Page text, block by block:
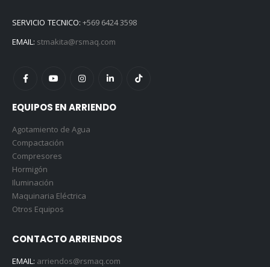
SERVICIO TECNICO: +569 6424 3598
EMAIL: stmakita@rsmaq.com
EQUIPOS EN ARRIENDO
Agotamiento de Agua
Compactación
Compresores
Hormigón
Iluminación
Maquinaria Eléctrica
Otros Equipos
CONTACTO ARRIENDOS
EMAIL: arriendos@rsmaq.com